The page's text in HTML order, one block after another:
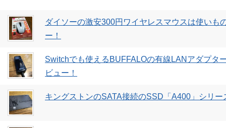
ダイソーの激安300円ワイヤレスマウスは使いも
ー！
Switchでも使えるBUFFALOの有線LANアダプタ
ビュー！
キングストンのSATA接続のSSD「A400」シリ